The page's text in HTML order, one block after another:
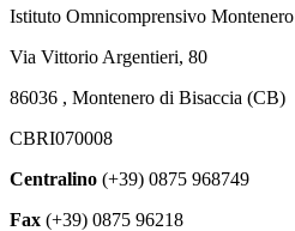
Istituto Omnicomprensivo Montenero
Via Vittorio Argentieri, 80
86036 , Montenero di Bisaccia (CB)
CBRI070008
Centralino (+39) 0875 968749
Fax (+39) 0875 96218